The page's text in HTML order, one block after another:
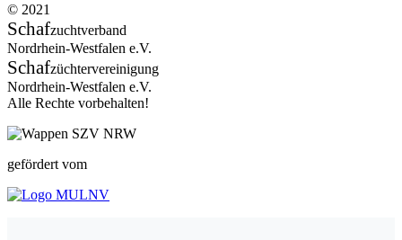
© 2021
Schafzuchtverband
Nordrhein-Westfalen e.V.
Schafzüchtervereinigung
Nordrhein-Westfalen e.V.
Alle Rechte vorbehalten!
gefördert vom